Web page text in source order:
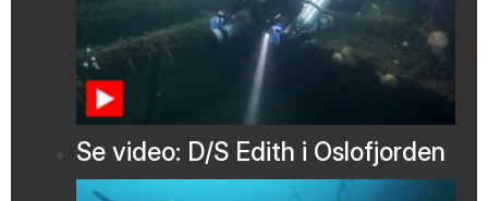
Se video: D/S Edith i Oslofjorden